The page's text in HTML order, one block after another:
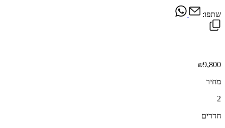
שתפו:
₪9,800
מחיר
2
חדרים